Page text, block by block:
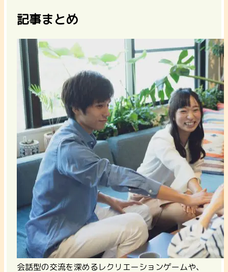
記事まとめ
会話型の交流を深めるレクリエーションゲームや、